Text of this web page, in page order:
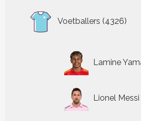
Voetballers 4326
Lamine
Lionel Messi